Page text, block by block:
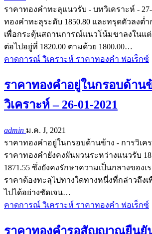
ราคาทองคำทะลุแนวรับ - บทวิเคราะห์ - 27-
ทองคำทะลุระดับ 1850.80 และทรุดตัวลง
เพื่อกระตุ้นสถานการณ์แนวโน้มขาลงในแต่
ต่อไปอยู่ที่ 1820.00 ตามด้วย 1800.00…
คาดการณ์ วิเคราะห์ ราคาทองคำ ฟอเร็กซ์
ราคาทองคำอยู่ในกรอบด้าน
วิเคราะห์ – 26-01-2021
admin ม.ค. J, 2021
ราคาทองคำอยู่ในกรอบด้านข้าง - การวิเคร
ราคาทองคำยังคงผันผวนระหว่างแนวรับ
1871.55 ซึ่งยังคงรักษาความเป็นกลางของ
ราคาต้องทะลุไปทางใดทางหนึ่งที่กล่าวถึง
ไปได้อย่างชัดเจน…
คาดการณ์ วิเคราะห์ ราคาทองคำ ฟอเร็กซ์
ราคาทองคำรอสัญญาณยืนยั